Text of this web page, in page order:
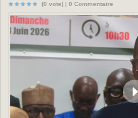
(0 vote) | 0 Commentaire